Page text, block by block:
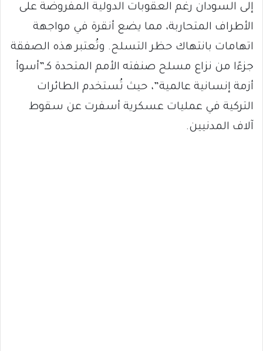
إلى السودان رغم العقوبات الدولية المفروضة على
الأطراف المتحاربة، مما يضع أنقرة في مواجهة
اتهامات بانتهاك حظر التسلح. وتُعتبر هذه الصفقة
جزءًا من نزاع مسلح صنفته الأمم المتحدة كـ”أسوأ
أزمة إنسانية عالمية”، حيث تُستخدم الطائرات
التركية في عمليات عسكرية أسفرت عن سقوط
آلاف المدنيين.